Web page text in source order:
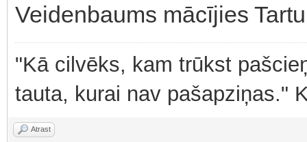
Veidenbaums mācījies
"Kā cilvēks, kam trūkst
tauta, kurai nav pašapziņas."
Atrast